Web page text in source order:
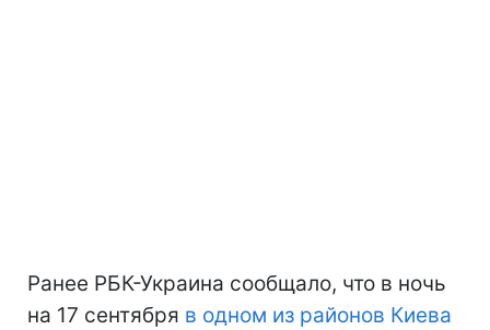
Ранее РБК-Украина сообщало, что в ночь
на 17 сентября в одном из районов Киева